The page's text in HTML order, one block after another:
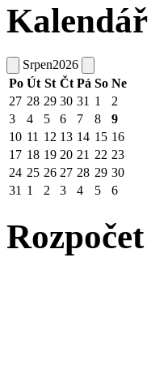
Kalendář
Srpen2026
Po Út St Čt Pá So Ne
27 28 29 30 31 1
2
3
4 5 6 7 8
9
10 11 12 13 14 15 16
17 18 19 20 21 22 23
24 25 26 27 28 29 30
31 1 2 3 4 5 6
Rozpočet